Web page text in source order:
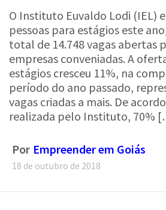
O Instituto Euvaldo Lodi (IEL)
pessoas para estágios este
total de 14.748 vagas abertas
empresas conveniadas. A
estágios cresceu 11%, na
período do ano passado,
vagas criadas a mais. De
realizada pelo Instituto, 70%
Por Empreender em Goiás
18 de outubro de 2018